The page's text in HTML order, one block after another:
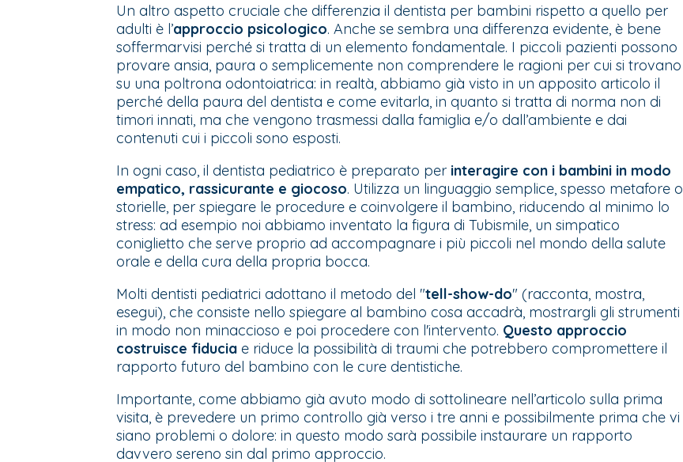
Un altro aspetto cruciale che differenzia il dentista per bambini rispetto a quello per
adulti è l’approccio psicologico. Anche se sembra una differenza evidente, è bene
soffermarvisi perché si tratta di un elemento fondamentale. I piccoli pazienti possono
provare ansia, paura o semplicemente non comprendere le ragioni per cui si trovano
su una poltrona odontoiatrica: in realtà, abbiamo già visto in un apposito articolo il
perché della paura del dentista e come evitarla , in quanto si tratta di norma non di
timori innati, ma che vengono trasmessi dalla famiglia e/o dall’ambiente e dai
contenuti cui i piccoli sono esposti.
In ogni caso, il dentista pediatrico è preparato per interagire con i bambini in modo
empatico, rassicurante e giocoso. Utilizza un linguaggio semplice, spesso metafore o
storielle, per spiegare le procedure e coinvolgere il bambino, riducendo al minimo lo
stress: ad esempio noi abbiamo inventato la figura di Tubismile, un simpatico
coniglietto che serve proprio ad accompagnare i più piccoli nel mondo della salute
orale e della cura della propria bocca.
Molti dentisti pediatrici adottano il metodo del "tell-show-do" (racconta, mostra,
esegui), che consiste nello spiegare al bambino cosa accadrà, mostrargli gli strumenti
in modo non minaccioso e poi procedere con l'intervento. Questo approccio
costruisce fiducia e riduce la possibilità di traumi che potrebbero compromettere il
rapporto futuro del bambino con le cure dentistiche.
Importante, come abbiamo già avuto modo di sottolineare nell’articolo sulla prima
visita , è prevedere un primo controllo già verso i tre anni e possibilmente prima che vi
siano problemi o dolore: in questo modo sarà possibile instaurare un rapporto
davvero sereno sin dal primo approccio.